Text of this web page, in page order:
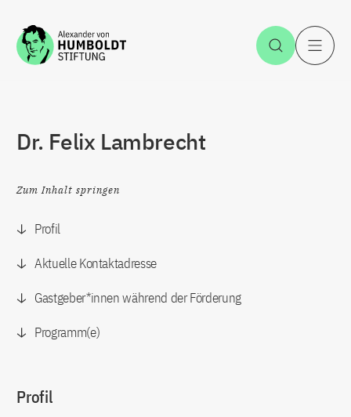
Zum Inhalt springen Suche
Dr. Felix Lambrecht
Zum Inhalt springen
Profil
Aktuelle Kontaktadresse
Gastgeber*innen während der Förderung
Programm(e)
Profil